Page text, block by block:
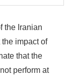
the Iranian
impact of
that the
perform at